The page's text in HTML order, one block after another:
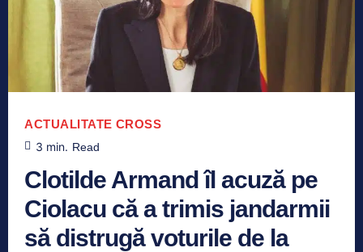
ACTUALITATE CROSS
3 min. Read
Clotilde Armand îl acuză pe
Ciolacu că a trimis jandarmii
să distrugă voturile de la